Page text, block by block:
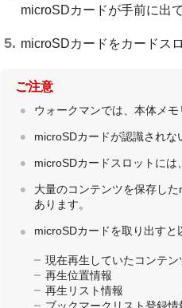
microSDカードが手前に出
microSDカードをカードス
ご注意
ウォークマンでは、本体メ
microSDカードが認識されな
microSDカードスロットには
大量のコンテンツを保存し
あります。
microSDカードを取り出すと
現在再生していたコンテン
再生位置情報
再生リスト情報
ブックマークリスト登録情